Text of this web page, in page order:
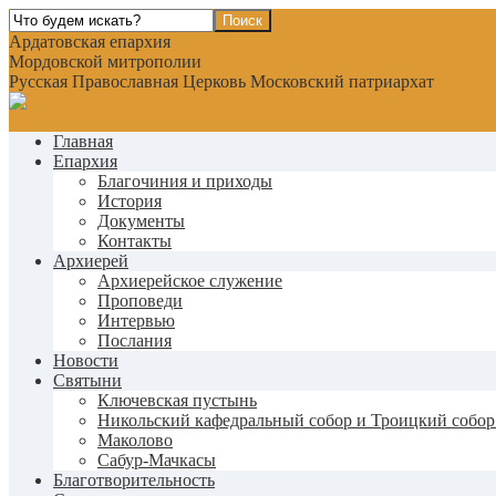
Ардатовская епархия
Мордовской митрополии
Русская Православная Церковь Московский патриархат
Главная
Епархия
Благочиния и приходы
История
Документы
Контакты
Архиерей
Архиерейское служение
Проповеди
Интервью
Послания
Новости
Святыни
Ключевская пустынь
Никольский кафедральный собор и Троицкий собор
Маколово
Сабур-Мачкасы
Благотворительность